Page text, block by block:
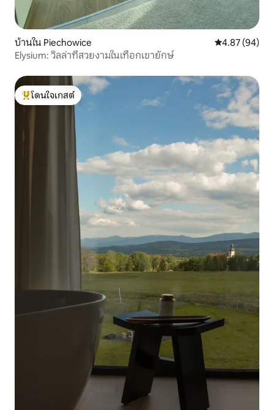
บ้านใน Piechowice คะแนนเฉลี่ย
4.87 (94)
Elysium: วิลล่าที่สวยงามในเทือกเขายักษ์
โดนใจเกสต์ที่สุด
โดนใจเกสต์